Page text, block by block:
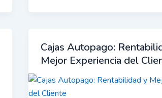
Cajas Autopago:
Mejor Experiencia del